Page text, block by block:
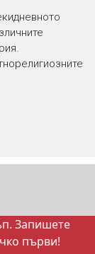
Запишете
първи!